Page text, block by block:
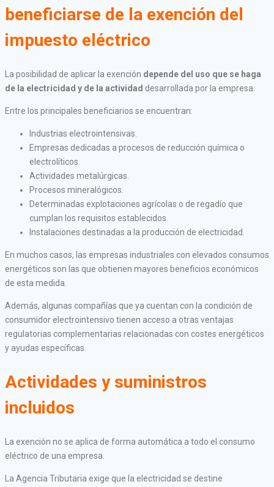
beneficiarse de la exención del
impuesto eléctrico
La posibilidad de aplicar la exención depende del uso que se haga
de la electricidad y de la actividad desarrollada por la empresa.
Entre los principales beneficiarios se encuentran:
Industrias electrointensivas.
Empresas dedicadas a procesos de reducción química o
electrolíticos.
Actividades metalúrgicas.
Procesos mineralógicos.
Determinadas explotaciones agrícolas o de regadío que
cumplan los requisitos establecidos.
Instalaciones destinadas a la producción de electricidad.
En muchos casos, las empresas industriales con elevados consumos
energéticos son las que obtienen mayores beneficios económicos
de esta medida.
Además, algunas compañías que ya cuentan con la condición de
consumidor electrointensivo tienen acceso a otras ventajas
regulatorias complementarias relacionadas con costes energéticos
y ayudas específicas.
Actividades y suministros
incluidos
La exención no se aplica de forma automática a todo el consumo
eléctrico de una empresa.
La Agencia Tributaria exige que la electricidad se destine